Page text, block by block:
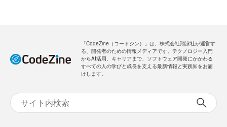
「CodeZine（コードジン）」は、株式会社翔泳社が運営す
る、開発者のための情報メディアです。テクノロジー入門
からAI活用、キャリアまで、ソフトウェア開発にかかわる
すべての人の学びと成長を支える最新情報と実践知をお届
けします。